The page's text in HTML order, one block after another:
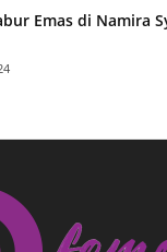
Emas di Namira